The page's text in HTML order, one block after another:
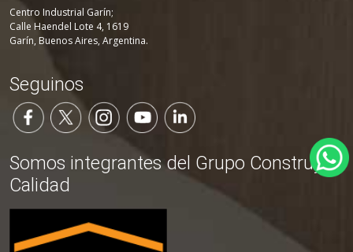
Centro Industrial Garín;
Calle Haendel Lote 4, 1619
Garín, Buenos Aires, Argentina.
Seguinos
Somos integrantes del Grupo Construya
Calidad